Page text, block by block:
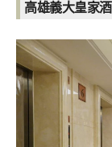
高雄義大皇家